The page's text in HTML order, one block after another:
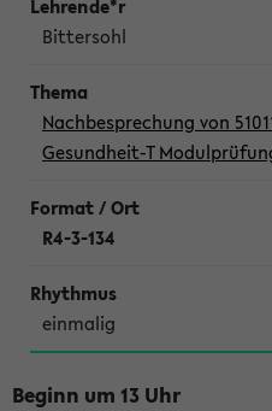
Bittersohl
Nachbesprechung von
Gesundheit-T
R4-3-134
einmalig
Beginn um 13 Uhr